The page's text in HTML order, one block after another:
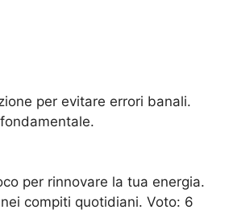
per evitare errori banali.
per rinnovare la tua energia.
compiti quotidiani. Voto: 6